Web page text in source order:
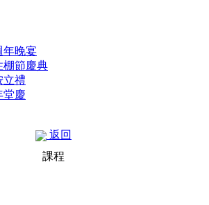
年晚宴
棚節慶典
立禮
堂慶
返回
課程